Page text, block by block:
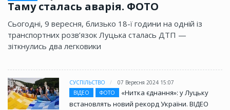
Таму сталась аварія. ФОТО
Сьогодні, 9 вересня, близько 18-ї години на одній із
транспортних розв’язок Луцька сталась ДТП —
зіткнулись два легковики
СУСПІЛЬСТВО
07 Вересня 2024 15:07
ВІДЕО
ФОТО
«Нитка єднання»: у Луцьку
встановлять новий рекорд України. ВІДЕО